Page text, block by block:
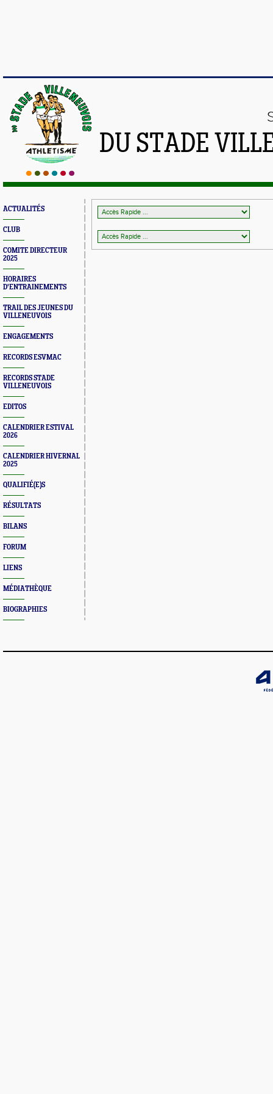
DU STADE
ACTUALITÉS
CLUB
COMITE DIRECTEUR
2025
HORAIRES
D'ENTRAINEMENTS
TRAIL DES JEUNES DU
VILLENEUVOIS
ENGAGEMENTS
RECORDS ESVMAC
RECORDS STADE
VILLENEUVOIS
EDITOS
CALENDRIER ESTIVAL
2026
CALENDRIER HIVERNAL
2025
QUALIFIÉ(E)S
RÉSULTATS
BILANS
FORUM
LIENS
MÉDIATHÈQUE
BIOGRAPHIES